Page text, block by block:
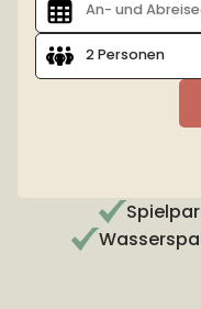
2 Personen